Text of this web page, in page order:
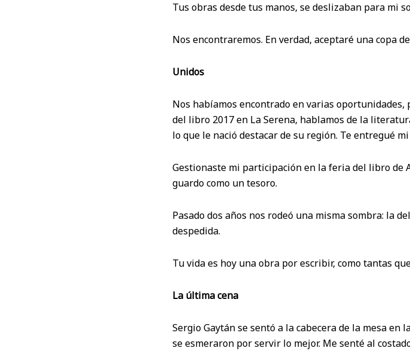
Tus obras desde tus manos, se deslizaban para mi
Nos encontraremos. En verdad, aceptaré una copa
Unidos
Nos habíamos encontrado en varias
del libro 2017 en La Serena, hablamos de la
lo que le nació destacar de su región. Te entregué
Gestionaste mi participación en la feria del libro de
guardo como un tesoro.
Pasado dos años nos rodeó una misma sombra: la
despedida.
Tu vida es hoy una obra por escribir, como tantas
La última cena
Sergio Gaytán se sentó a la cabecera de la mesa
se esmeraron por servir lo mejor. Me senté al